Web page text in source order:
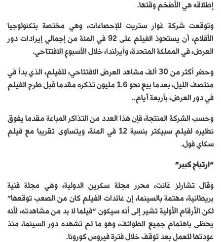
إطلاقه هي الأضخم وقتها.
وتوقعت شركة غوار ستريت للإحصاءات، وهي مختصة بتكنولوجيا
الأفلام، أن يستحوذ الفيلم على 92 في المئة من إجمالي إيرادات دور
العرض، في المملكة المتحدة، وأيرلندا، خلال الأسبوع الافتتاحي.
وحضر أكثر من 30 ألف مشاهد العرض الافتتاحي، للفيلم، الذي بدأ في
منتصف الليل، بعدما بيع نحو 1.6 مليون تذكره مقدما قبل طرح الفيلم
في دور العرض، بأربعة أيام..
وحسب الشركة المنتجة، فإن هذا العدد من التذاكر المباعة مقدما يفوق
نظيره لفيلم سبيكتر بنسبة 12 في المئة، ويتساوى تقريبا مع فيلم
سكاي فول.
“ارتياح كبير”
وقال تشارلز غانت، محرر مجلة سكرين الدولية، وهي مجلة فنية
بريطانية، مهتمة بالسينما، إن عائدات الفيلم كان من الصعب توقعها”
لكن الأرقام الأولية تشير إلى أنه سيكون “فيلما لا بد من مشاهدته، لأنه
يحظى باهتمام جميع الطوائف، وهو ما لم تشهده دور السينما، منذ
عودتها للعمل بعد توقف خلال فترة فيروس كورونا.